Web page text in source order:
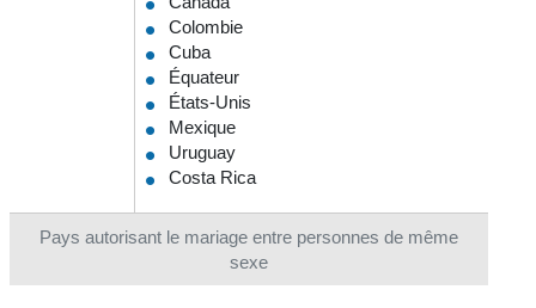
Pays autorisant le mariage entre personnes de même
sexe
Colombie
Cuba
Équateur
États-Unis
Mexique
Uruguay
Costa Rica